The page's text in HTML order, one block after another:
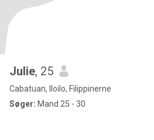
Julie, 25
Cabatuan, Iloilo, Filippinerne
Søger: Mand 25 - 30